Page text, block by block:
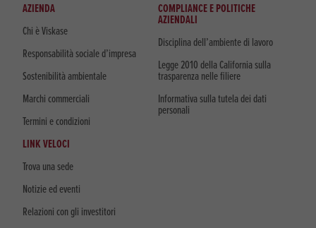
AZIENDA
Chi è Viskase
Responsabilità sociale d’impresa
Sostenibilità ambientale
Marchi commerciali
Termini e condizioni
COMPLIANCE E POLITICHE
AZIENDALI
Disciplina dell’ambiente di lavoro
Legge 2010 della California sulla
trasparenza nelle filiere
Informativa sulla tutela dei dati
personali
LINK VELOCI
Trova una sede
Notizie ed eventi
Relazioni con gli investitori